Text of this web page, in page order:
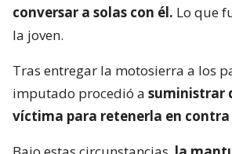
conversar a solas con él. Lo que
la joven.
Tras entregar la motosierra a los
imputado procedió a suministrar
víctima para retenerla en